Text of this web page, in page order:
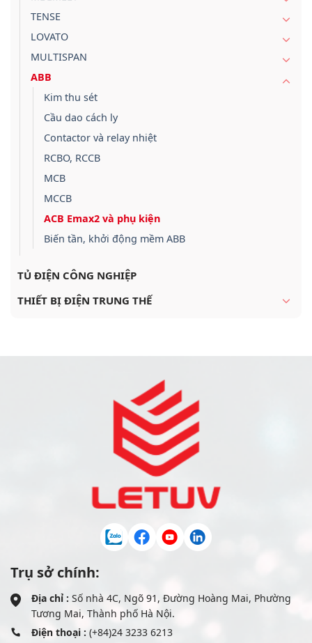
TENSE
LOVATO
MULTISPAN
ABB
Kim thu sét
Cầu dao cách ly
Contactor và relay nhiệt
RCBO, RCCB
MCB
MCCB
ACB Emax2 và phụ kiện
Biến tần, khởi động mềm ABB
TỦ ĐIỆN CÔNG NGHIỆP
THIẾT BỊ ĐIỆN TRUNG THẾ
Trụ sở chính:
Địa chỉ : Số nhà 4C, Ngõ 91, Đường Hoàng Mai, Phường
Tương Mai, Thành phố Hà Nội.
Điện thoại : (+84)24 3233 6213